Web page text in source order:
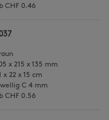
CHF 0.46
x 215 x 135 mm
x 22 x 15 cm
C 4 mm
CHF 0.56